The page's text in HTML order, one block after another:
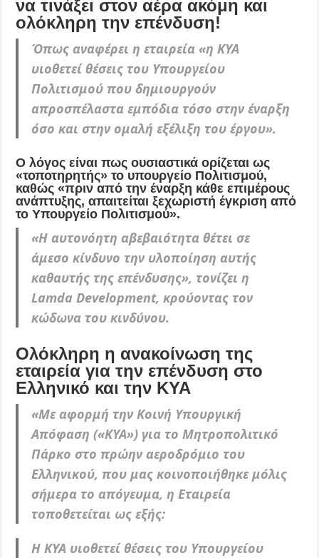
να τινάξει στον αέρα ακόμη και
ολόκληρη την επένδυση!
Όπως αναφέρει η εταιρεία «η ΚΥΑ
υιοθετεί θέσεις του Υπουργείου
Πολιτισμού που δημιουργούν
απροσπέλαστα εμπόδια τόσο στην έναρξη
όσο και στην ομαλή εξέλιξη του έργου».
Ο λόγος είναι πως ουσιαστικά ορίζεται ως
«τοποτηρητής» το υπουργείο Πολιτισμού,
καθώς «πριν από την έναρξη κάθε επιμέρους
ανάπτυξης, απαιτείται ξεχωριστή έγκριση από
το Υπουργείο Πολιτισμού».
«Η αυτονόητη αβεβαιότητα θέτει σε
άμεσο κίνδυνο την υλοποίηση αυτής
καθαυτής της επένδυσης», τονίζει η
Lamda Development, κρούοντας τον
κώδωνα του κινδύνου.
Ολόκληρη η ανακοίνωση της
εταιρεία για την επένδυση στο
Ελληνικό και την ΚΥΑ
«Με αφορμή την Κοινή Υπουργική
Απόφαση («ΚΥΑ») για το Μητροπολιτικό
Πάρκο στο πρώην αεροδρόμιο του
Ελληνικού, που μας κοινοποιήθηκε μόλις
σήμερα το απόγευμα, η Εταιρεία
τοποθετείται ως εξής:
Η ΚΥΑ υιοθετεί θέσεις του Υπουργείου